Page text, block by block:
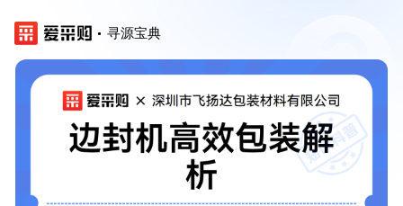
寻源宝典